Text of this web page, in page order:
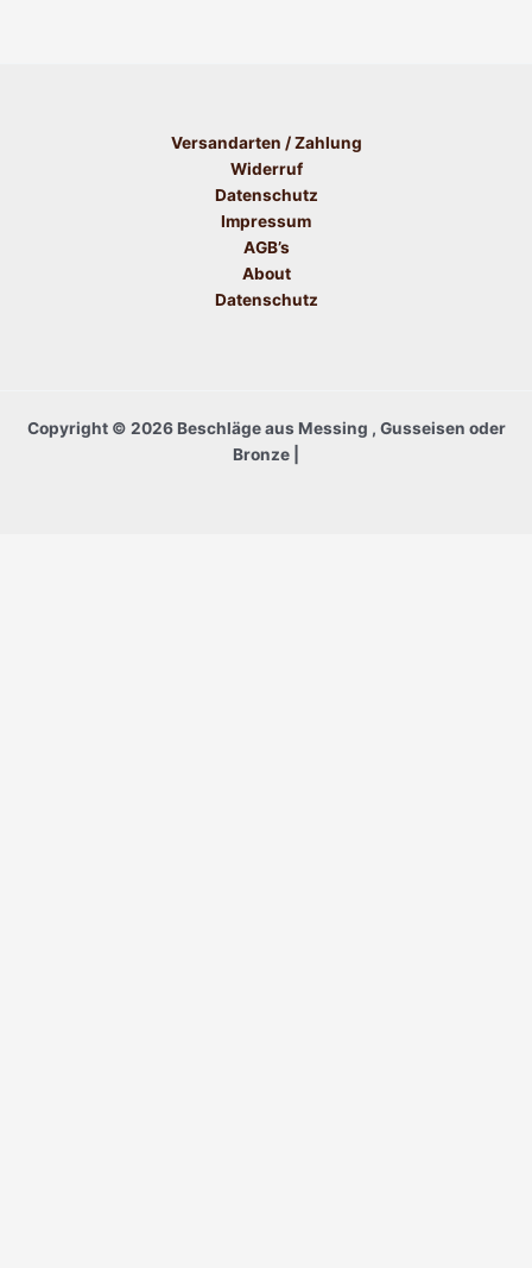
Versandarten / Zahlung
Widerruf
Datenschutz
Impressum
AGB’s
About
Datenschutz
Copyright © 2026 Beschläge aus Messing , Gusseisen oder
Bronze |